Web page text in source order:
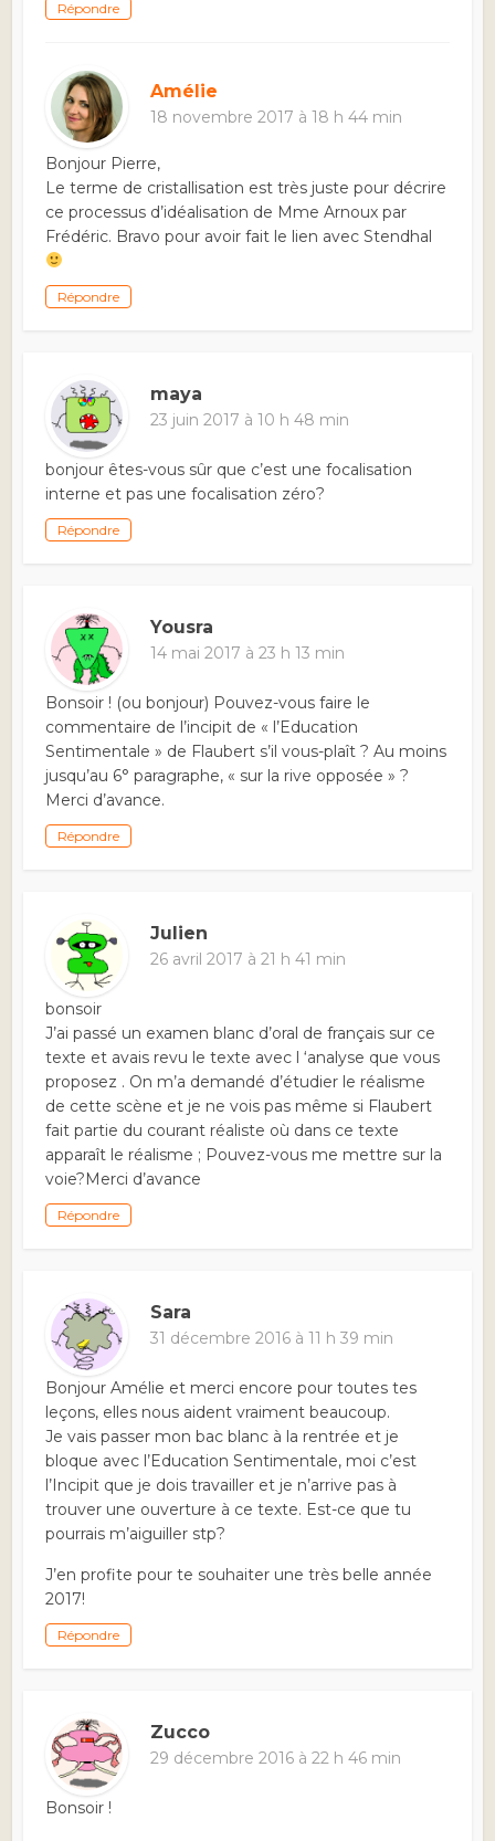
Répondre
Amélie
18 novembre 2017 à 18 h 44 min
Bonjour Pierre,
Le terme de cristallisation est très juste pour décrire
ce processus d’idéalisation de Mme Arnoux par
Frédéric. Bravo pour avoir fait le lien avec Stendhal
Répondre
maya
23 juin 2017 à 10 h 48 min
bonjour êtes-vous sûr que c’est une focalisation
interne et pas une focalisation zéro?
Répondre
Yousra
14 mai 2017 à 23 h 13 min
Bonsoir ! (ou bonjour) Pouvez-vous faire le
commentaire de l’incipit de « l’Education
Sentimentale » de Flaubert s’il vous-plaît ? Au moins
jusqu’au 6° paragraphe, « sur la rive opposée » ?
Merci d’avance.
Répondre
Julien
26 avril 2017 à 21 h 41 min
bonsoir
J’ai passé un examen blanc d’oral de français sur ce
texte et avais revu le texte avec l ‘analyse que vous
proposez . On m’a demandé d’étudier le réalisme
de cette scène et je ne vois pas même si Flaubert
fait partie du courant réaliste où dans ce texte
apparaît le réalisme ; Pouvez-vous me mettre sur la
voie?Merci d’avance
Répondre
Sara
31 décembre 2016 à 11 h 39 min
Bonjour Amélie et merci encore pour toutes tes
leçons, elles nous aident vraiment beaucoup.
Je vais passer mon bac blanc à la rentrée et je
bloque avec l’Education Sentimentale, moi c’est
l’Incipit que je dois travailler et je n’arrive pas à
trouver une ouverture à ce texte. Est-ce que tu
pourrais m’aiguiller stp?
J’en profite pour te souhaiter une très belle année
2017!
Répondre
Zucco
29 décembre 2016 à 22 h 46 min
Bonsoir !